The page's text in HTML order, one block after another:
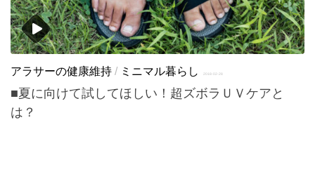
アラサーの健康維持 / ミニマル暮らし 2018-02-28
■夏に向けて試してほしい！超ズボラＵＶケアと
は？